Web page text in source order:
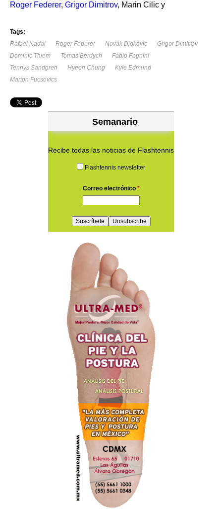
Roger Federer, Grigor Dimitrov, Marin Cilic y
Tags:
Rafael Nadal
Roger Federer Novak Djokovic
Grigor Dimitrov
Dominic Thiem
Tomas Berdych
Fabio Fognini
Tennys Sandgren
Hyeon Chung
Kyle Edmund
Marton Fucsovics
Semanario
Recibe todas las noticias de Flashtennis
Flashtennis newsletter
Correo electrónico *